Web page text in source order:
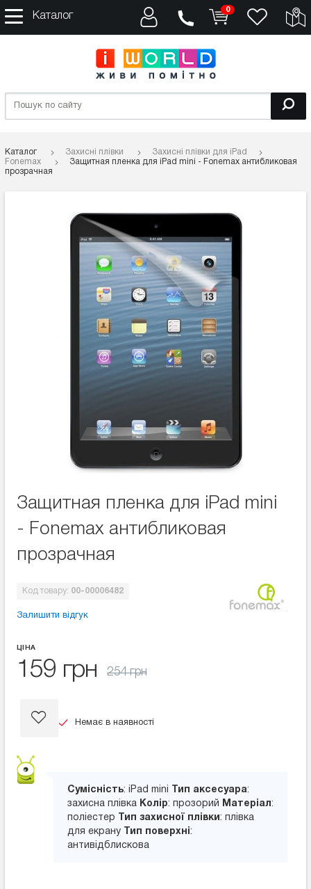
Каталог
0
Каталог Захисні плівки
Захисні плівки для iPad
Fonemax
Защитная пленка для iPad mini - Fonemax антибликовая
прозрачная
Защитная пленка для iPad mini
- Fonemax антибликовая
прозрачная
Код товару: 00-00006482
Залишити відгук
ЦІНА
159 грн 254 грн
Немає в наявності
Сумісність: iPad mini Тип аксесуара:
захисна плівка Колір: прозорий Матеріал:
поліестер
Тип захисної плівки: плівка
для екрану
Тип поверхні:
антивідблискова